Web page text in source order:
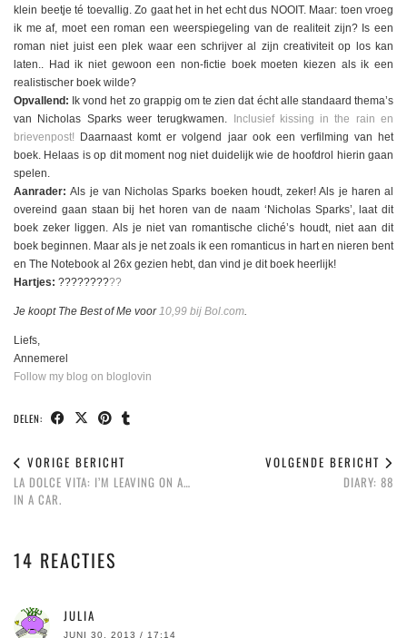
klein beetje té toevallig. Zo gaat het in het echt dus NOOIT. Maar: toen vroeg
ik me af, moet een roman een weerspiegeling van de realiteit zijn? Is een
roman niet juist een plek waar een schrijver al zijn creativiteit op los kan
laten.. Had ik niet gewoon een non-fictie boek moeten kiezen als ik een
realistischer boek wilde?
Opvallend:
Ik vond het zo grappig om te zien dat écht alle standaard thema’s
van Nicholas Sparks weer terugkwamen.
Inclusief kissing in the rain en
brievenpost! Daarnaast komt er volgend jaar ook een verfilming van het
boek. Helaas is op dit moment nog niet duidelijk wie de hoofdrol hierin gaan
spelen.
Aanrader:Als je van Nicholas Sparks boeken houdt, zeker! Als je haren al
overeind gaan staan bij het horen van de naam ‘Nicholas Sparks’, laat dit
boek zeker liggen. Als je niet van romantische cliché’s houdt, niet aan dit
boek beginnen. Maar als je net zoals ik een romanticus in hart en nieren bent
en The Notebook al 26x gezien hebt, dan vind je dit boek heerlijk!
Hartjes: ??????????
Je koopt The Best of Me voor10,99 bij Bol.com.
Liefs,
Annemerel
Follow my blog on bloglovin
DELEN:
VORIGE BERICHT
LA DOLCE VITA: I’M LEAVING ON A…
IN A CAR.
VOLGENDE BERICHT
DIARY: 88
14 REACTIES
JULIA
JUNI 30, 2013 / 17:14